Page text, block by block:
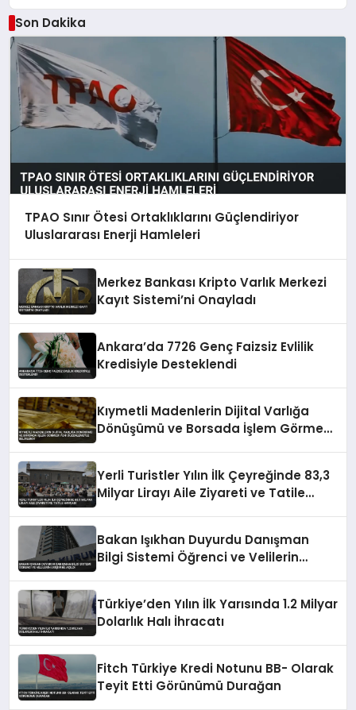
Son Dakika
TPAO Sınır Ötesi Ortaklıklarını Güçlendiriyor
Uluslararası Enerji Hamleleri
Merkez Bankası Kripto Varlık Merkezi
Kayıt Sistemi’ni Onayladı
Ankara’da 7726 Genç Faizsiz Evlilik
Kredisiyle Desteklendi
Kıymetli Madenlerin Dijital Varlığa
Dönüşümü ve Borsada İşlem Görmesi
Yerli Turistler Yılın İlk Çeyreğinde 83,3
Milyar Lirayı Aile Ziyareti ve Tatile
Bakan Işıkhan Duyurdu Danışman
Bilgi Sistemi Öğrenci ve Velilerin
Türkiye’den Yılın İlk Yarısında 1.2 Milyar
Dolarlık Halı İhracatı
Fitch Türkiye Kredi Notunu BB- Olarak
Teyit Etti Görünümü Durağan